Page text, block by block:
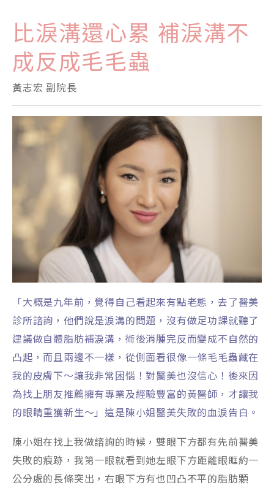
比淚溝還心累 補淚溝不
成反成毛毛蟲
黃志宏 副院長
「大概是九年前，覺得自己看起來有點老態，去了醫美
診所諮詢，他們說是淚溝的問題，沒有做足功課就聽了
建議做自體脂肪補淚溝，術後消腫完反而變成不自然的
凸起，而且兩邊不一樣，從側面看很像一條毛毛蟲藏在
我的皮膚下～讓我非常困惱！對醫美也沒信心！後來因
為找上朋友推薦擁有專業及經驗豐富的黃醫師，才讓我
的眼睛重獲新生～」這是陳小姐醫美失敗的血淚告白。
陳小姐在找上我做諮詢的時候，雙眼下方都有先前醫美
失敗的痕跡，我第一眼就看到她左眼下方距離眼眶約一
公分處的長條突出，右眼下方有也凹凸不平的脂肪顆